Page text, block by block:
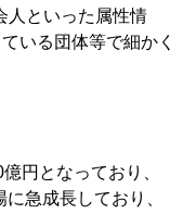
人といった属性情
いる団体等で細かく
円となっており、
急成長しており、